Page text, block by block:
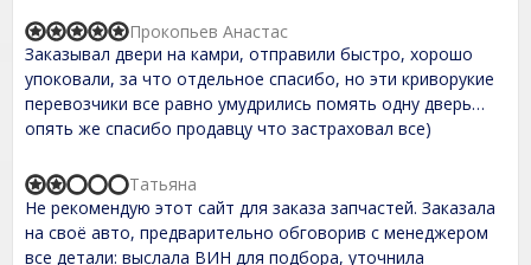
t
o
f
5
R
a
t
e
d
5
0
o
u
t
Заказывал двери на камри, отправили быстро, хорошо
упоковали, за что отдельное спасибо, но эти криворукие
перевозчики все равно умудрились помять одну дверь…
опять же спасибо продавцу что застраховал все)
Прокопьев Анастас
R
a
t
Не рекомендую этот сайт для заказа запчастей. Заказала
на своё авто, предварительно обговорив с менеджером
все детали: выслала ВИН для подбора, уточнила
Татьяна